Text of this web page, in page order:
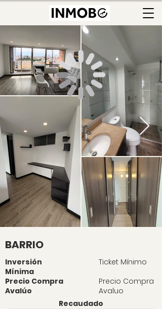
BARRIO
Inversión
Mínima
Precio Compra
Avalúo
Ticket Mínimo
Precio Compra
Avaluo
Recaudado